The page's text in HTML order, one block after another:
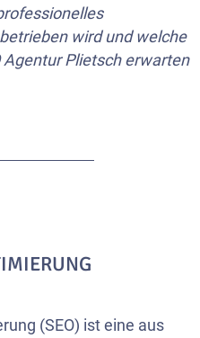
wird und welche
Agentur Plietsch erwarten
(SEO) ist eine aus